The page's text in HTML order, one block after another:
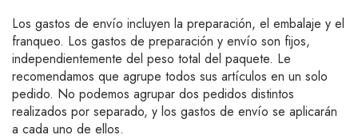
Los gastos de envío incluyen la preparación, el embalaje y el
franqueo. Los gastos de preparación y envío son fijos,
independientemente del peso total del paquete. Le
recomendamos que agrupe todos sus artículos en un solo
pedido. No podemos agrupar dos pedidos distintos
realizados por separado, y los gastos de envío se aplicarán
a cada uno de ellos.